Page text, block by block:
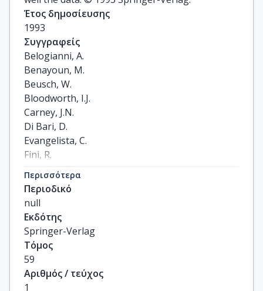
Έτος δημοσίευσης
1993
Συγγραφείς
Belogianni, A.
Benayoun, M.
Beusch, W.
Bloodworth, I.J.
Carney, J.N.
Di Bari, D.
Evangelista, C.
Fini, R.
French, B.R.
Ghidini, B.
Jacholkowski, A.
Kahane, J.
Kinson, J.B.
Kirk, A.
Knudson, K.
Lenti, V.
Leruste, Ph.
Περισσότερα
Περιοδικό
null
Εκδότης
Springer-Verlag
Τόμος
59
Αριθμός / τεύχος
1